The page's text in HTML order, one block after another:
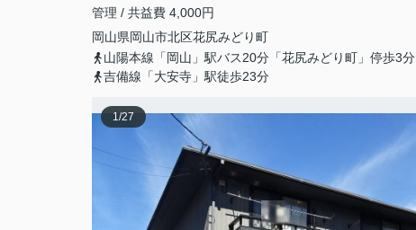
管理 / 共益費 4,000円
岡山県岡山市北区花尻みどり町
山陽本線「岡山」駅バス20分「花尻みどり町」停歩3分
吉備線「大安寺」駅徒歩23分
1/27